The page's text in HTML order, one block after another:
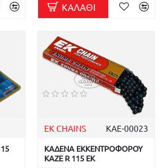
ΚΑΛΆΘΙ
EK CHAINS ΚΑΕ-00023
ΚΑΔΕΝΑ ΕΚΚΕΝΤΡΟΦΟΡΟΥ
KAZE R 115 EK